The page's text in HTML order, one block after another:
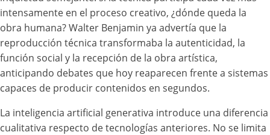
intensamente en el proceso creativo, ¿dónde queda la
obra humana? Walter Benjamin ya advertía que la
reproducción técnica transformaba la autenticidad, la
función social y la recepción de la obra artística,
anticipando debates que hoy reaparecen frente a sistemas
capaces de producir contenidos en segundos.
La inteligencia artificial generativa introduce una diferencia
cualitativa respecto de tecnologías anteriores. No se limita